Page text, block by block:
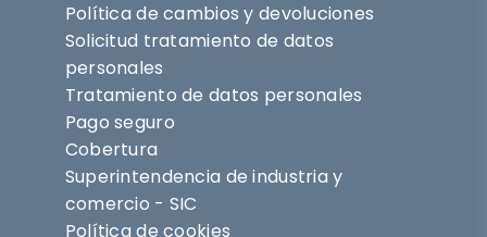
Política de cambios y devoluciones
Solicitud tratamiento de datos
personales
Tratamiento de datos personales
Pago seguro
Cobertura
Superintendencia de industria y
comercio - SIC
Política de cookies